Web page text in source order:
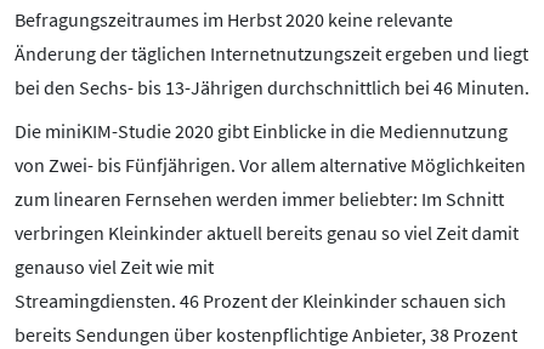
Befragungszeitraumes im Herbst 2020 keine relevante
Änderung der täglichen Internetnutzungszeit ergeben und liegt
bei den Sechs- bis 13-Jährigen durchschnittlich bei 46 Minuten.
Die miniKIM-Studie 2020 gibt Einblicke in die Mediennutzung
von Zwei- bis Fünfjährigen. Vor allem alternative Möglichkeiten
zum linearen Fernsehen werden immer beliebter: Im Schnitt
verbringen Kleinkinder aktuell bereits genau so viel Zeit damit
genauso viel Zeit wie mit
Streamingdiensten. 46 Prozent der Kleinkinder schauen sich
bereits Sendungen über kostenpflichtige Anbieter, 38 Prozent
SERVICE:
Mediathek
Mediencoaches
Materialien